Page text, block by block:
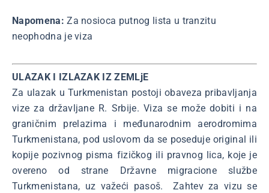
Napomena:Za nosioca putnog lista u tranzitu
neophodna je viza
ULAZAK I IZLAZAK IZ ZEMLjE
Za ulazak u Turkmenistan postoji obaveza pribavljanja
vize za državljane R. Srbije. Viza se može dobiti i na
graničnim prelazima i međunarodnim aerodromima
Turkmenistana, pod uslovom da se poseduje original ili
kopije pozivnog pisma fizičkog ili pravnog lica, koje je
overeno od strane Državne migracione službe
Turkmenistana, uz važeći pasoš. Zahtev za vizu se